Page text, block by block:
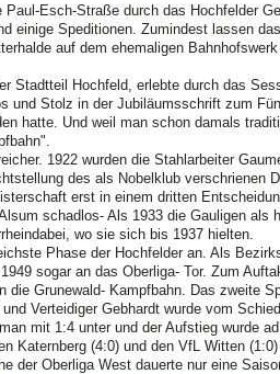
Paul-Esch-Straße durch das Hochfelder
einige Speditionen. Zumindest lassen
auf dem ehemaligen
Stadtteil Hochfeld, erlebte durch das
und Stolz in der Jubiläumsschrift zum
hatte. Und weil man schon damals
1922 wurden die Stahlarbeiter
des als Nobelklub verschrienen
erst in einem dritten
schadlos- Als 1933 die Gauligen
wo sie sich bis 1937 hielten.
Phase der Hochfelder an. Als
sogar an das Oberliga- Tor. Zum
die Grunewald- Kampfbahn. Das zweite
Verteidiger Gebhardt wurde vom
mit 1:4 unter und der Aufstieg wurde
Katernberg (4:0) und den VfL Witten
der Oberliga West dauerte nur eine